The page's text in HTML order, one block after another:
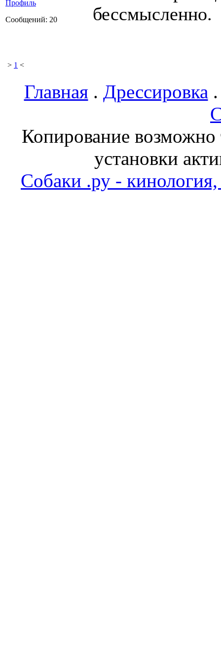
Профиль
Сообщений: 20
бессмысленно.
> 1 <
Главная. Дрессировка
Копирование возможно
установки
Собаки .ру - кинология,